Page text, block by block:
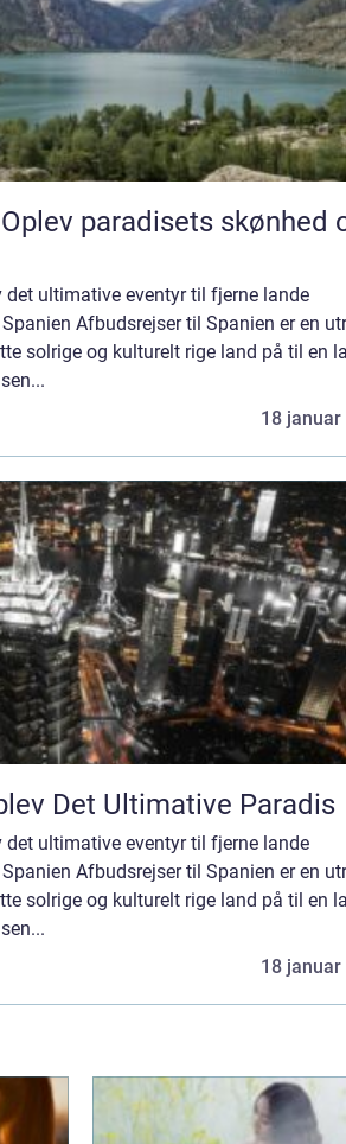
paradisets skønhed
det ultimative eventyr til fjerne lande
Afbudsrejser til Spanien er en
solrige og kulturelt rige land på til en
18 januar
Det Ultimative Paradis
det ultimative eventyr til fjerne lande
Afbudsrejser til Spanien er en
solrige og kulturelt rige land på til en
18 januar